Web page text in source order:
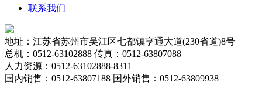
联系我们
地址：江苏省苏州市吴江区七都镇亨通大道(230省道)8号
总机：0512-63102888 传真：0512-63807088
人力资源：0512-63102888-8311
国内销售：0512-63807188 国外销售：0512-63809938